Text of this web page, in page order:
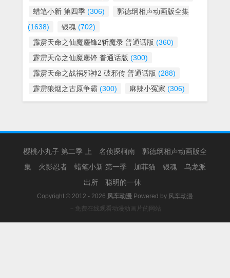
蜡笔小新 第四季 (306)
郭德纲相声动画版全集
(1638)
银魂 (702)
霹雳天命之仙魔鏖锋2斩魔录 普通话版 (360)
霹雳天命之仙魔鏖锋 普通话版 (300)
霹雳天命之战祸邪神2 破邪传 普通话版 (288)
霹雳狼烟之古原争霸 (300) 麻辣小冤家 (306)
樱桃小丸子 第二季 上 名侦探柯南
郭德纲相声动画版全
集
火影忍者 蜡笔小新 第一季 加菲猫 银魂
乌龙派
出所
聪明的一休
Copyright © 2012 - 2026 风车动漫 Powered by 风车动漫
－免费在线观看动漫动画片的网站